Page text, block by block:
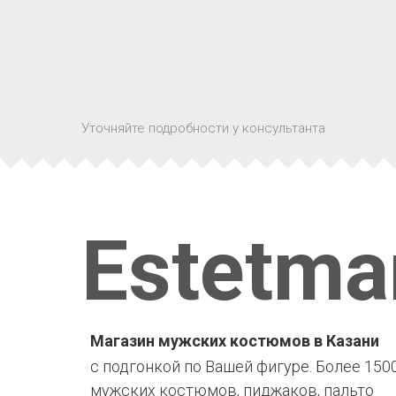
Уточняйте подробности у консультанта
с подгонкой по Вашей фигуре. Более
мужских костюмов, пиджаков, пальто
Магазин мужских костюмов в Казани